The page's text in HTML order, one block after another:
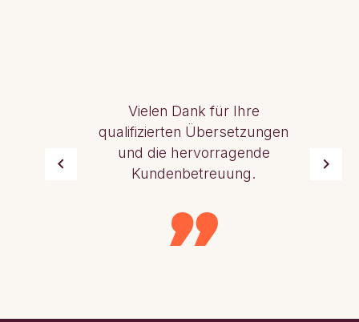
Vielen Dank für Ihre
qualifizierten Übersetzungen
und die hervorragende
Kundenbetreuung.